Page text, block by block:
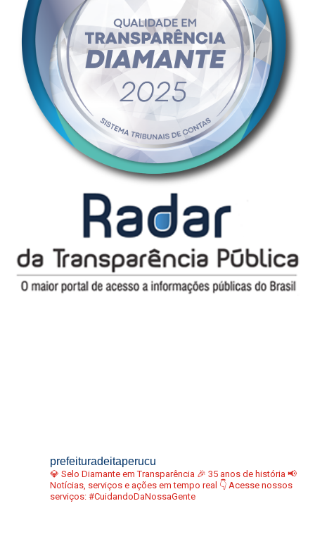
prefeituradeitaperucu
💎 Selo Diamante em Transparência 🎉 35 anos de história 📢
Notícias, serviços e ações em tempo real 👇 Acesse nossos
serviços: #CuidandoDaNossaGente